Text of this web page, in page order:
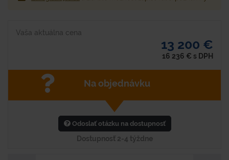
Vaša aktuálna cena
13 200 €
16 236 € s DPH
Na objednávku
Odoslať otázku na dostupnosť
Dostupnosť 2-4 týždne